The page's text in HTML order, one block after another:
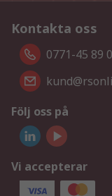
Kontakta oss
0771-45 89
Följ oss på
Vi accepterar